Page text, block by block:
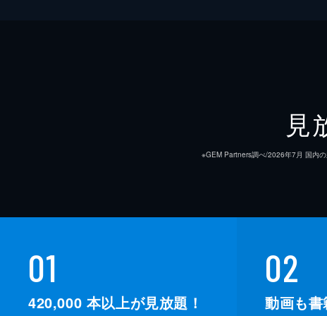
見
※GEM Partners調べ/2026年7⽉ 国内
01
420,000 本以上が見放題！
02
動画も書